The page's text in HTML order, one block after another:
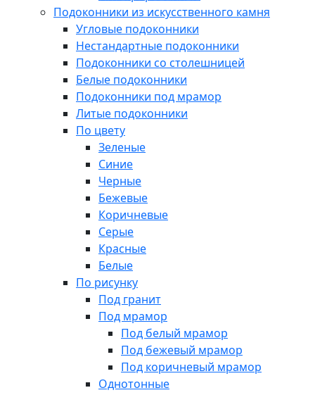
Подоконники из искусственного камня
Угловые подоконники
Нестандартные подоконники
Подоконники со столешницей
Белые подоконники
Подоконники под мрамор
Литые подоконники
По цвету
Зеленые
Синие
Черные
Бежевые
Коричневые
Серые
Красные
Белые
По рисунку
Под гранит
Под мрамор
Под белый мрамор
Под бежевый мрамор
Под коричневый мрамор
Однотонные